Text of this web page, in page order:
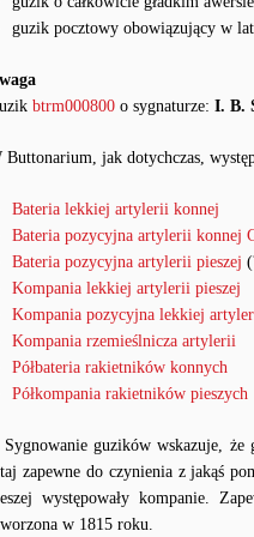
guzik pocztowy obowiązujący w
btrm000800 o sygnaturze: I. B.
Buttonarium, jak dotychczas,
Bateria lekkiej artylerii konnej
Bateria pozycyjna artylerii konnej
Bateria pozycyjna artylerii pieszej
Kompania lekkiej artylerii pieszej
Kompania pozycyjna lekkiej
Kompania rzemieślnicza artylerii
Półbateria rakietników konnych
Półkompania rakietników pieszych
Sygnowanie guzików wskazuje,
zapewne do czynienia z jakąś
występowały kompanie.
w 1815 roku.